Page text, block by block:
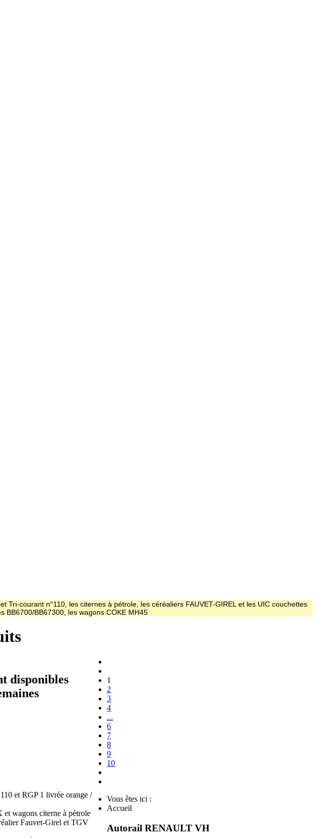
courant n°110, les citernes à pétrole, les céréaliers FAUVET-GIREL et les UIC couchettes
BB6700/BB67300, les wagons COKE MH45
disponibles
et RGP 1 livrée orange /
et wagons citerne à pétrole
Fauvet-Girel et TGV
1
2
3
4
...
6
7
8
9
10
Vous êtes ici :
Accueil
Autorail RENAULT VH